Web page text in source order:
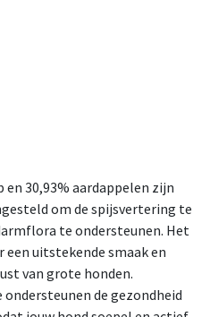
en 30,93% aardappelen zijn
om de spijsvertering te
te ondersteunen. Het
uitstekende smaak en
van grote honden.
de gezondheid